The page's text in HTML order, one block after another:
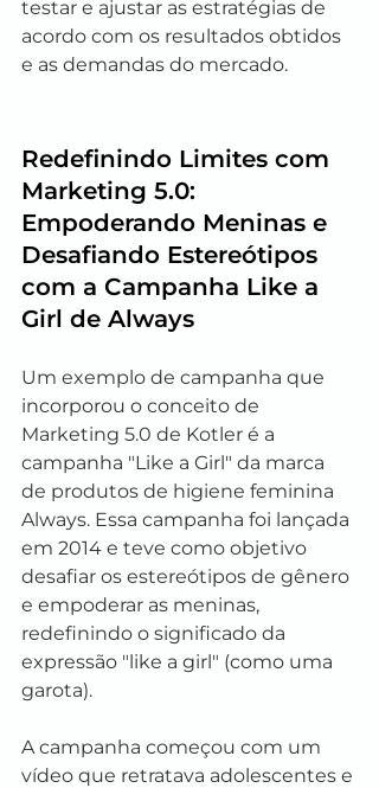
testar e ajustar as estratégias de
acordo com os resultados obtidos
e as demandas do mercado.
Redefinindo Limites com
Marketing 5.0:
Empoderando Meninas e
Desafiando Estereótipos
com a Campanha Like a
Girl de Always
Um exemplo de campanha que
incorporou o conceito de
Marketing 5.0 de Kotler é a
campanha "Like a Girl" da marca
de produtos de higiene feminina
Always. Essa campanha foi lançada
em 2014 e teve como objetivo
desafiar os estereótipos de gênero
e empoderar as meninas,
redefinindo o significado da
expressão "like a girl" (como uma
garota).
A campanha começou com um
vídeo que retratava adolescentes e